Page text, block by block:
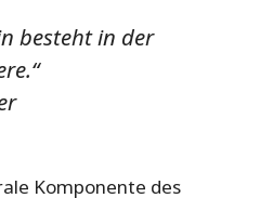
besteht in der
Komponente des